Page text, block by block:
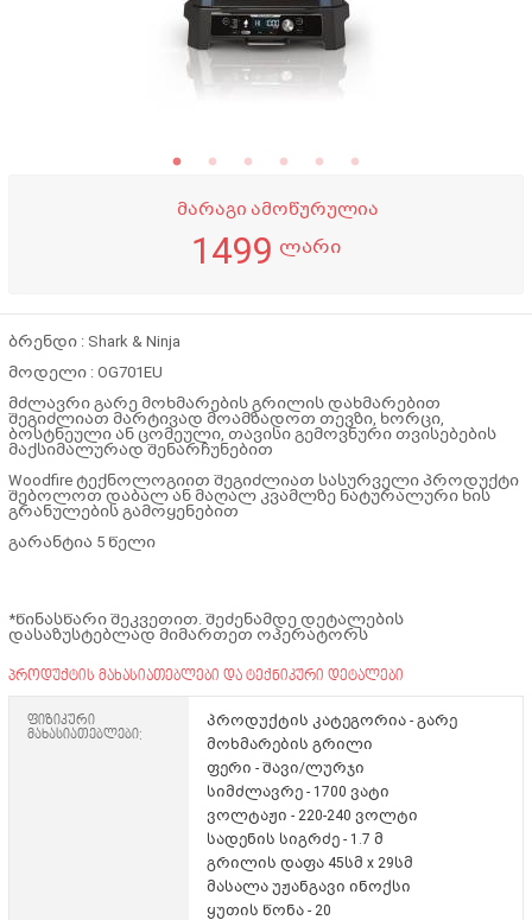
მარაგი ამოწურულია
1499 ლარი
ბრენდი : Shark & Ninja
მოდელი : OG701EU
მძლავრი გარე მოხმარების გრილის დახმარებით
შეგიძლიათ მარტივად მოამზადოთ თევზი, ხორცი,
ბოსტნეული ან ცომეული, თავისი გემოვნური თვისებების
მაქსიმალურად შენარჩუნებით
Woodfire ტექნოლოგიით შეგიძლიათ სასურველი პროდუქტი
შებოლოთ დაბალ ან მაღალ კვამლზე ნატურალური ხის
გრანულების გამოყენებით
გარანტია 5 წელი
*წინასწარი შეკვეთით. შეძენამდე დეტალების
დასაზუსტებლად მიმართეთ ოპერატორს
პროდუქტის მახასიათებლები და ტექნიკური დეტალები
ფიზიკური
მახასიათებლები:
პროდუქტის კატეგორია - გარე
მოხმარების გრილი
ფერი - შავი/ლურჯი
სიმძლავრე - 1700 ვატი
ვოლტაჟი - 220-240 ვოლტი
სადენის სიგრძე - 1.7 მ
გრილის დაფა 45სმ x 29სმ
მასალა უჟანგავი ინოქსი
ყუთის წონა - 20